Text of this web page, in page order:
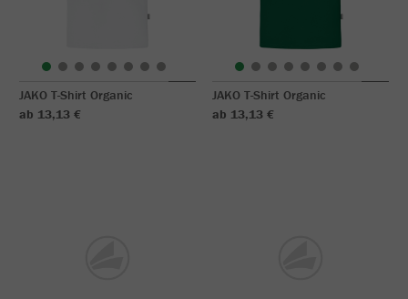
JAKO T-Shirt Organic
ab 13,13 €
JAKO T-Shirt Organic
ab 13,13 €